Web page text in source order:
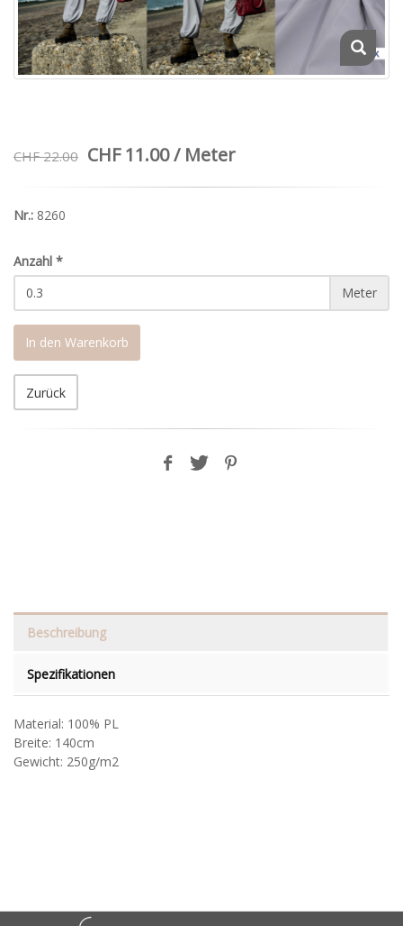
CHF 22.00 CHF 11.00 / Meter
Nr.: 8260
Anzahl *
Meter
In den Warenkorb
Zurück
Beschreibung
Spezifikationen
Material: 100% PL
Breite: 140cm
Gewicht: 250g/m2